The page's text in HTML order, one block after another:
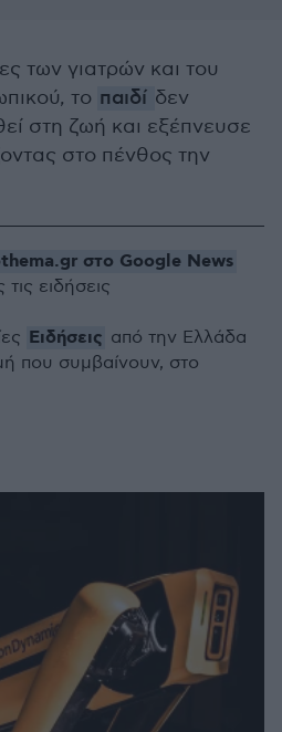
των γιατρών και του
το παιδί δεν
στη ζωή και εξέπνευσε
στο πένθος την
στο Google News
ειδήσεις
Ειδήσεις από την Ελλάδα
που συμβαίνουν, στο